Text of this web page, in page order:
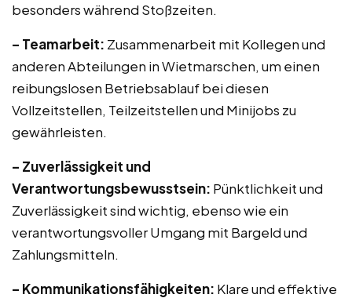
besonders während Stoßzeiten.
– Teamarbeit: Zusammenarbeit mit Kollegen und
anderen Abteilungen in Wietmarschen, um einen
reibungslosen Betriebsablauf bei diesen
Vollzeitstellen, Teilzeitstellen und Minijobs zu
gewährleisten.
– Zuverlässigkeit und
Verantwortungsbewusstsein: Pünktlichkeit und
Zuverlässigkeit sind wichtig, ebenso wie ein
verantwortungsvoller Umgang mit Bargeld und
Zahlungsmitteln.
– Kommunikationsfähigkeiten: Klare und effektive